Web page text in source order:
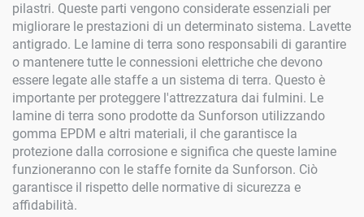
pilastri. Queste parti vengono considerate essenziali per
migliorare le prestazioni di un determinato sistema. Lavette
antigrado. Le lamine di terra sono responsabili di garantire
o mantenere tutte le connessioni elettriche che devono
essere legate alle staffe a un sistema di terra. Questo è
importante per proteggere l'attrezzatura dai fulmini. Le
lamine di terra sono prodotte da Sunforson utilizzando
gomma EPDM e altri materiali, il che garantisce la
protezione dalla corrosione e significa che queste lamine
funzioneranno con le staffe fornite da Sunforson. Ciò
garantisce il rispetto delle normative di sicurezza e
affidabilità.